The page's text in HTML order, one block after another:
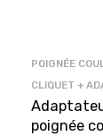
POIGNÉE
CLIQUET +
poignée